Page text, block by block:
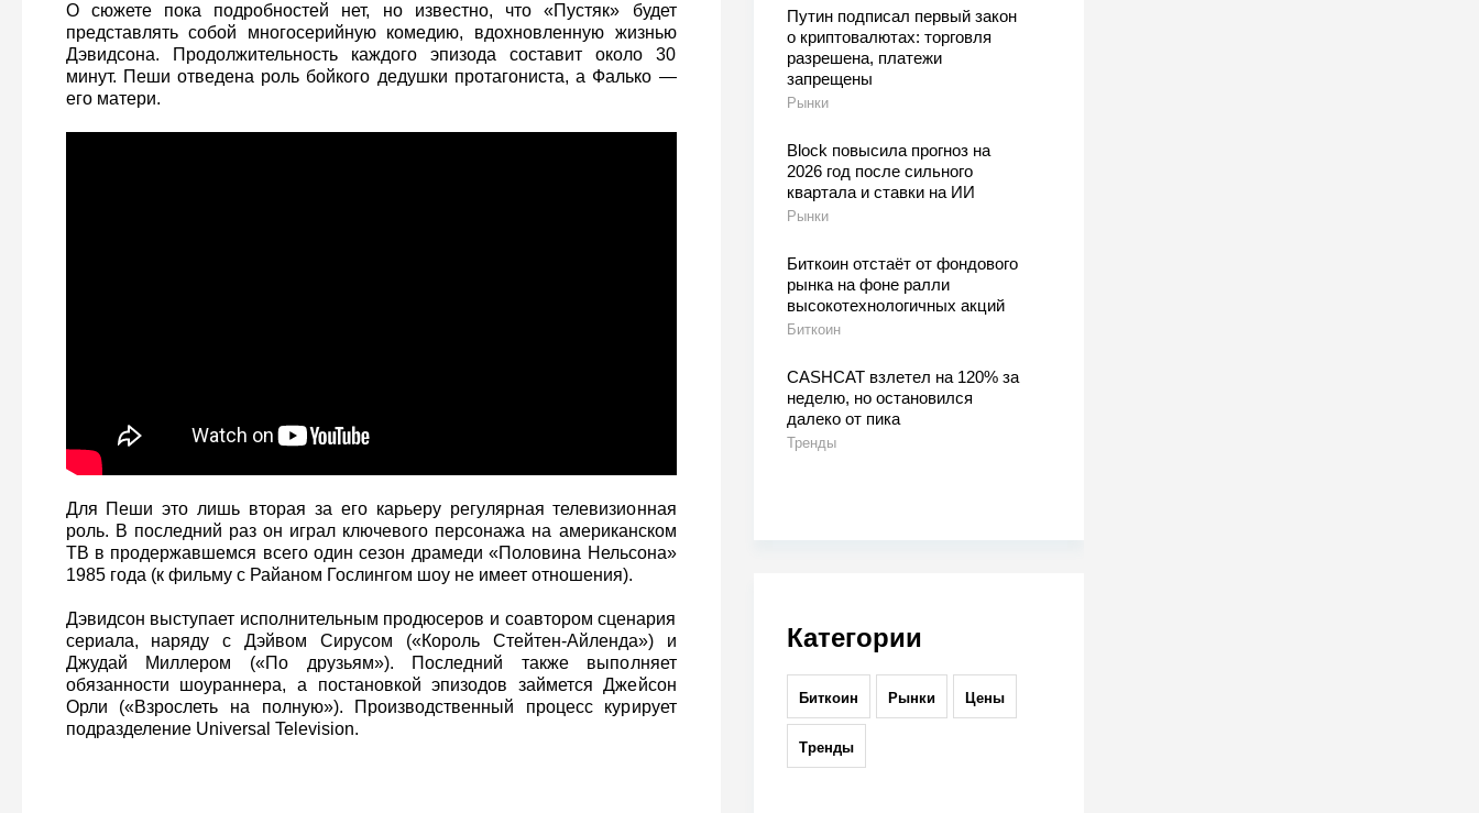
Путин подписал первый закон
о криптовалютах: торговля
разрешена, платежи
запрещены
Рынки
Block повысила прогноз на
2026 год после сильного
квартала и ставки на ИИ
Рынки
Биткоин отстаёт от фондового
рынка на фоне ралли
высокотехнологичных акций
Биткоин
CASHCAT взлетел на 120% за
неделю, но остановился
далеко от пика
Тренды
Категории
Биткоин Рынки Цены
Тренды
О сюжете пока подробностей нет, но известно, что «Пустяк» будет
представлять собой многосерийную комедию, вдохновленную жизнью
Дэвидсона. Продолжительность каждого эпизода составит около 30
минут. Пеши отведена роль бойкого дедушки протагониста, а Фалько —
его матери.
Для Пеши это лишь вторая за его карьеру регулярная телевизионная
роль. В последний раз он играл ключевого персонажа на американском
ТВ в продержавшемся всего один сезон драмеди «Половина Нельсона»
1985 года (к фильму с Райаном Гослингом шоу не имеет отношения).
Дэвидсон выступает исполнительным продюсеров и соавтором сценария
сериала, наряду с Дэйвом Сирусом («Король Стейтен-Айленда») и
Джудай Миллером («По друзьям»). Последний также выполняет
обязанности шоураннера, а постановкой эпизодов займется Джейсон
Орли («Взрослеть на полную»). Производственный процесс курирует
подразделение Universal Television.